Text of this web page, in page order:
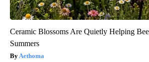
Ceramic Blossoms Are Quietly Helping
Summers
Aethoma